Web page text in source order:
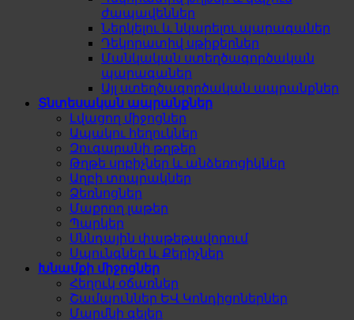
ժապավեններ
Ներկելու և նկարելու պարագաներ
Դեկորատիվ սթիքերներ
Մանկական ստեղծագործական
պարագաներ
Այլ ստեղծագործական ապրանքներ
Տնտեսական ապրանքներ
Լվացող միջոցներ
Ապակու հեղուկներ
Զուգարանի թղթեր
Թղթե սրբիչներ և անձեռոցիկներ
Աղբի տոպրակներ
Ձեռնոցներ
Մաքրող լաթեր
Պարկեր
Սննդային փաթեթավորում
Սպունգներ և Քերիչներ
Խնամքի միջոցներ
Հեղուկ օճառներ
Շամպուններ ԵՎ Կոնդիցոներներ
Մարմնի գելեր